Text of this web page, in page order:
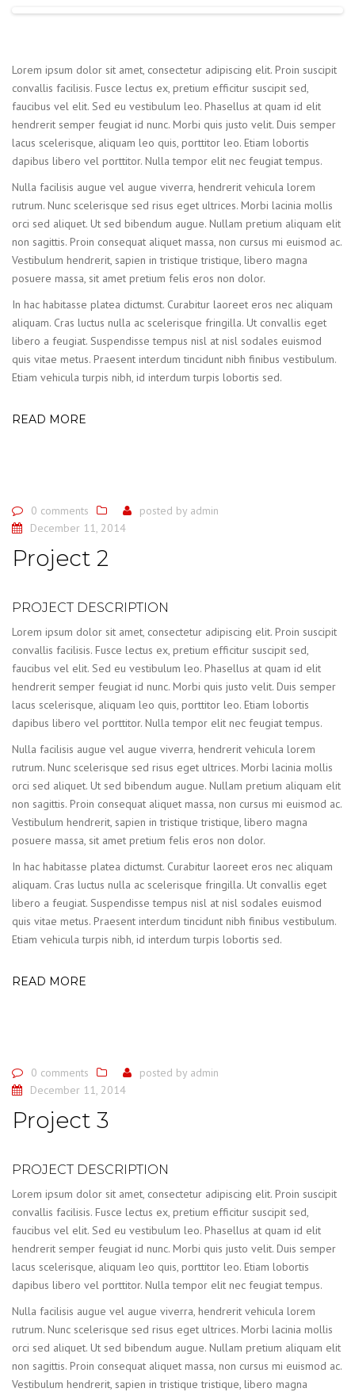
Lorem ipsum dolor sit amet, consectetur adipiscing elit. Proin suscipit
convallis facilisis. Fusce lectus ex, pretium efficitur suscipit sed,
faucibus vel elit. Sed eu vestibulum leo. Phasellus at quam id elit
hendrerit semper feugiat id nunc. Morbi quis justo velit. Duis semper
lacus scelerisque, aliquam leo quis, porttitor leo. Etiam lobortis
dapibus libero vel porttitor. Nulla tempor elit nec feugiat tempus.
Nulla facilisis augue vel augue viverra, hendrerit vehicula lorem
rutrum. Nunc scelerisque sed risus eget ultrices. Morbi lacinia mollis
orci sed aliquet. Ut sed bibendum augue. Nullam pretium aliquam elit
non sagittis. Proin consequat aliquet massa, non cursus mi euismod ac.
Vestibulum hendrerit, sapien in tristique tristique, libero magna
posuere massa, sit amet pretium felis eros non dolor.
In hac habitasse platea dictumst. Curabitur laoreet eros nec aliquam
aliquam. Cras luctus nulla ac scelerisque fringilla. Ut convallis eget
libero a feugiat. Suspendisse tempus nisl at nisl sodales euismod
quis vitae metus. Praesent interdum tincidunt nibh finibus vestibulum.
Etiam vehicula turpis nibh, id interdum turpis lobortis sed.
READ MORE
0 comments posted by admin
December 11, 2014
Project 2
PROJECT DESCRIPTION
Lorem ipsum dolor sit amet, consectetur adipiscing elit. Proin suscipit
convallis facilisis. Fusce lectus ex, pretium efficitur suscipit sed,
faucibus vel elit. Sed eu vestibulum leo. Phasellus at quam id elit
hendrerit semper feugiat id nunc. Morbi quis justo velit. Duis semper
lacus scelerisque, aliquam leo quis, porttitor leo. Etiam lobortis
dapibus libero vel porttitor. Nulla tempor elit nec feugiat tempus.
Nulla facilisis augue vel augue viverra, hendrerit vehicula lorem
rutrum. Nunc scelerisque sed risus eget ultrices. Morbi lacinia mollis
orci sed aliquet. Ut sed bibendum augue. Nullam pretium aliquam elit
non sagittis. Proin consequat aliquet massa, non cursus mi euismod ac.
Vestibulum hendrerit, sapien in tristique tristique, libero magna
posuere massa, sit amet pretium felis eros non dolor.
In hac habitasse platea dictumst. Curabitur laoreet eros nec aliquam
aliquam. Cras luctus nulla ac scelerisque fringilla. Ut convallis eget
libero a feugiat. Suspendisse tempus nisl at nisl sodales euismod
quis vitae metus. Praesent interdum tincidunt nibh finibus vestibulum.
Etiam vehicula turpis nibh, id interdum turpis lobortis sed.
READ MORE
0 comments posted by admin
December 11, 2014
Project 3
PROJECT DESCRIPTION
Lorem ipsum dolor sit amet, consectetur adipiscing elit. Proin suscipit
convallis facilisis. Fusce lectus ex, pretium efficitur suscipit sed,
faucibus vel elit. Sed eu vestibulum leo. Phasellus at quam id elit
hendrerit semper feugiat id nunc. Morbi quis justo velit. Duis semper
lacus scelerisque, aliquam leo quis, porttitor leo. Etiam lobortis
dapibus libero vel porttitor. Nulla tempor elit nec feugiat tempus.
Nulla facilisis augue vel augue viverra, hendrerit vehicula lorem
rutrum. Nunc scelerisque sed risus eget ultrices. Morbi lacinia mollis
orci sed aliquet. Ut sed bibendum augue. Nullam pretium aliquam elit
non sagittis. Proin consequat aliquet massa, non cursus mi euismod ac.
Vestibulum hendrerit, sapien in tristique tristique, libero magna